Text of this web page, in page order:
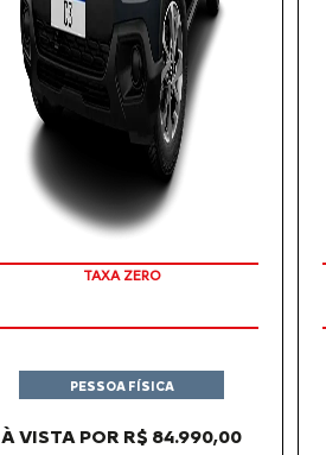
APROVEITE!
À VISTA POR R$ 84.990,00
PESSOA FÍSICA